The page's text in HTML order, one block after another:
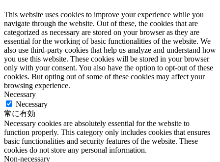
This website uses cookies to improve your experience while you
navigate through the website. Out of these, the cookies that are
categorized as necessary are stored on your browser as they are
essential for the working of basic functionalities of the website. We
also use third-party cookies that help us analyze and understand how
you use this website. These cookies will be stored in your browser
only with your consent. You also have the option to opt-out of these
cookies. But opting out of some of these cookies may affect your
browsing experience.
Necessary
Necessary
常に有効
Necessary cookies are absolutely essential for the website to
function properly. This category only includes cookies that ensures
basic functionalities and security features of the website. These
cookies do not store any personal information.
Non-necessary